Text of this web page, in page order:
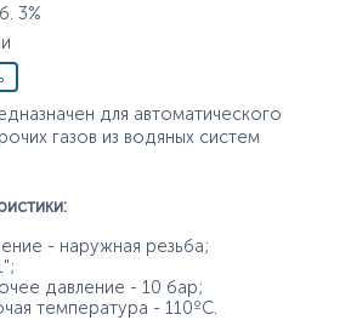
3%
для автоматического
газов из водяных систем
- наружная резьба;
давление - 10 бар;
температура - 110ºС.